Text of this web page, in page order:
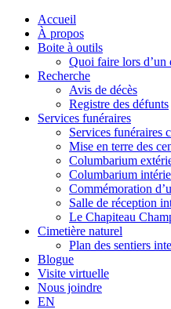
Accueil
À propos
Boite à outils
Quoi faire lors d’un
Recherche
Avis de décès
Registre des défunts
Services funéraires
Services funéraires
Mise en terre des
Columbarium
Columbarium
Commémoration
Salle de réception
Le Chapiteau
Cimetière naturel
Plan des sentiers
Blogue
Visite virtuelle
Nous joindre
EN